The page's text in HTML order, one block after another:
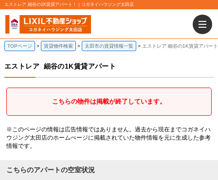
エストレア 細谷の1K賃貸アパート！｜コガネイハウジング太田店
TOPページ 賃貸物件検索 太田市の賃貸情報一覧 エストレア 細谷の1K賃貸アパート
エストレア 細谷の1K賃貸アパート
こちらの物件は掲載が終了しています。
※このページの情報は広告情報ではありません。過去から現在までコガネイハ
ウジング太田店のホームぺージに掲載されていた物件情報を元に生成した参考
情報です。
こちらのアパートの空室状況